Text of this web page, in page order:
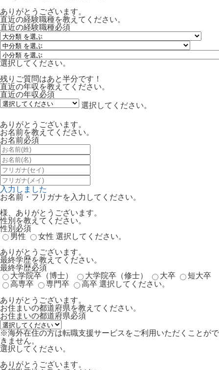
ありがとうございます。
直近の経験職種を教えてください。
直近の経験職種必須
選択してください。
残りご質問はあと半分です！
直近の年収を教えてください。
直近の年収必須
選択してください。
ありがとうございます。
お名前を教えてください。
お名前必須
入力しました
お名前・フリガナを入力してください。
様、ありがとうございます。
性別を教えてください。
性別 必須
男性
女性 選択してください。
ありがとうございます。
最終学歴を教えてください。
最終学歴必須
大学院卒（博士）
大学院卒（修士） 大卒
短大卒
高専卒
専門卒 高卒 選択してください。
ありがとうございます。
お住まいの都道府県を教えてください。
お住まいの都道府県必須
※海外在住の方は転職支援サービスをご利用いただくことがで
きません。
選択してください。
ありがとうございます。